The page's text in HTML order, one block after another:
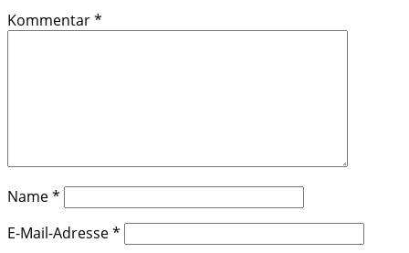
Kommentar*
Name*
E-Mail-Adresse*